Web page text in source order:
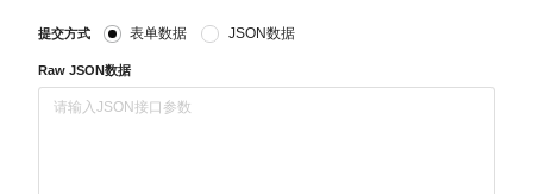
提交方式 表单数据 JSON数据
Raw JSON数据